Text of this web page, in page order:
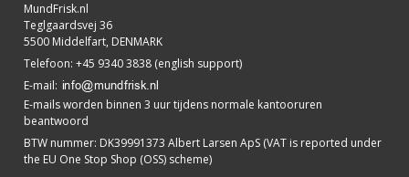
MundFrisk.nl
Teglgaardsvej 36
5500 Middelfart, DENMARK
Telefoon: +45 9340 3838 (english support)
E-mail:
E-mails worden binnen 3 uur tijdens normale kantooruren
beantwoord
BTW nummer: DK39991373 Albert Larsen ApS (VAT is reported under
the EU One Stop Shop (OSS) scheme)